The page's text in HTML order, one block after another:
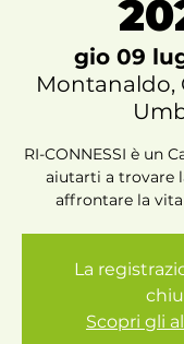
gio 09
Montanaldo,
RI-CONNESSI è un
aiutarti a trovare
affrontare la
La
Scopri gli